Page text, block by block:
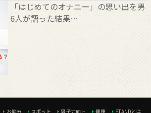
「はじめてのオナニー」の思い出を男
6人が語った結果…
お悩み スポット 男子力向上 健康 STANDとは